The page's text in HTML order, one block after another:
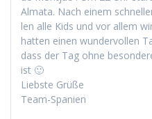
Alma­ta. Nach einem
len alle Kids und vor allem
hat­ten einen wun­der­vollen
dass der Tag ohne
ist 🙂
Lieb­ste Grüße
Team-Spanien